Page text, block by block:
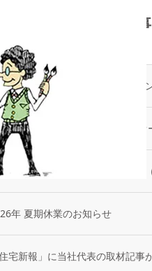
最新記事
チイのプラスライフサービス「
者向け賃貸住宅／取り扱い戸数
年 夏期休業のお知らせ
住宅新報」に当社代表の取材記事